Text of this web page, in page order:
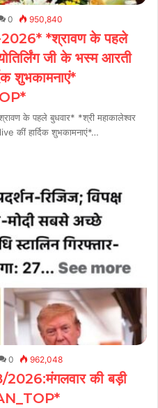
0 950,840
*श्रावण के पहले
जी के भस्म आरती
शुभकामनाएं*
के पहले बुधवार* *श्री महाकालेश्वर
कीं हार्दिक शुभकामनाएं*…
0 962,048
की बड़ी